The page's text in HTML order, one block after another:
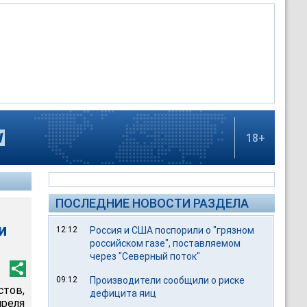
18+
ПОСЛЕДНИЕ НОВОСТИ РАЗДЕЛА
12:12
Россия и США поспорили о "грязном
российском газе", поставляемом
через "Северный поток"
09:12
Производители сообщили о риске
дефицита яиц